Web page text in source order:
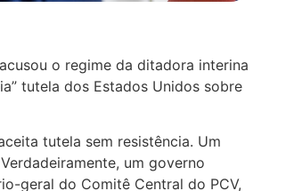
o regime da ditadora interina
tutela dos Estados Unidos sobre
tutela sem resistência. Um
um governo
geral do Comitê Central do PCV,